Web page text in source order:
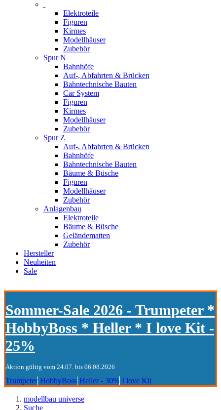
Elektroteile
Figuren
Kirmes
Modellhäuser
Zubehör
Spur N
Bahnhöfe
Auf-, Abfahrten & Brücken
Bahntechnische Bauten
Car System
Figuren
Kirmes
Modellhäuser
Zubehör
Spur Z
Auf-, Abfahrten & Brücken
Bahnhöfe
Bahntechnische Bauten
Bäume & Büsche
Figuren
Modellhäuser
Zubehör
Anlagenbau
Elektroteile
Bäume & Büsche
Geländematten
Zubehör
Hersteller
Neuheiten
Sale
Sommer-Sale 2026 - Trumpeter *
HobbyBoss * Heller * I love Kit -
25%
Aktion gültig vom 24.07. bis 06.08.2026
Trumpeter HobbyBoss Heller - 30% I love Kit
modellbau universe
Suche